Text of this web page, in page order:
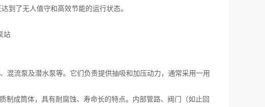
到了无人值守和高效节能的运行状态。
流泵及潜水泵等。它们负责提供抽吸和加压动力，通常采用一用
成筒体，具有耐腐蚀、寿命长的特点。内部管路、阀门（如止回